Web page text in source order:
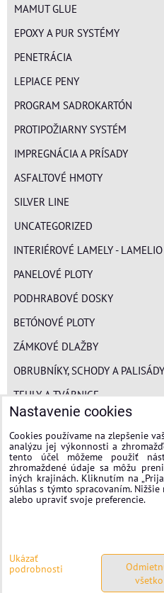
MAMUT GLUE
EPOXY A PUR SYSTÉMY
PENETRÁCIA
LEPIACE PENY
PROGRAM SADROKARTÓN
PROTIPOŽIARNY SYSTÉM
IMPREGNÁCIA A PRÍSADY
ASFALTOVÉ HMOTY
SILVER LINE
UNCATEGORIZED
INTERIÉROVÉ LAMELY - LAMELIO
PANELOVÉ PLOTY
PODHRABOVÉ DOSKY
BETÓNOVÉ PLOTY
ZÁMKOVÉ DLAŽBY
OBRUBNÍKY, SCHODY A PALISÁDY
TEHLY A TVÁRNICE
POLYSTYRÉN
MINERÁLNA VLNA
FASÁDNE OMIETKY
Nastavenie cookies Spracovanie
Vytvorené pomocou:
Nastavenie cookies
Cookies používame na zlepšenie
analýzu jej výkonnosti a
tento účel môžeme použiť
zhromaždené údaje sa môžu
iných krajinách. Kliknutím na
súhlas s týmto spracovaním.
alebo upraviť svoje preferencie.
Ukázať
podrobnosti
všetko